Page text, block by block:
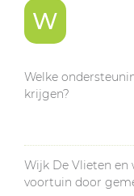
W
Welke
krijgen?
Wijk De Vlieten en
voortuin door